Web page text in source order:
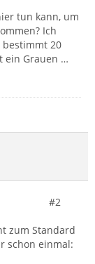
tun kann, um
Ich
20
ein Grauen …
#2
zum Standard
schon einmal: